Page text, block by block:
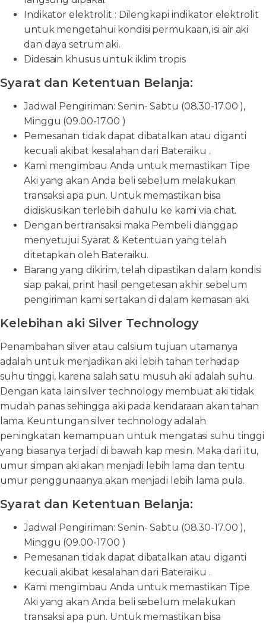
Indikator elektrolit : Dilengkapi indikator elektrolit
untuk mengetahui kondisi permukaan, isi air aki
dan daya setrum aki.
Didesain khusus untuk iklim tropis
Syarat dan Ketentuan Belanja:
Jadwal Pengiriman: Senin- Sabtu (08.30-17.00 ),
Minggu (09.00-17.00 )
Pemesanan tidak dapat dibatalkan atau diganti
kecuali akibat kesalahan dari Bateraiku .
Kami mengimbau Anda untuk memastikan Tipe
Aki yang akan Anda beli sebelum melakukan
transaksi apa pun. Untuk memastikan bisa
didiskusikan terlebih dahulu ke kami via chat.
Dengan bertransaksi maka Pembeli dianggap
menyetujui Syarat & Ketentuan yang telah
ditetapkan oleh Bateraiku.
Barang yang dikirim, telah dipastikan dalam kondisi
siap pakai, print hasil pengetesan akhir sebelum
pengiriman kami sertakan di dalam kemasan aki.
Kelebihan aki Silver Technology
Penambahan silver atau calsium tujuan utamanya
adalah untuk menjadikan aki lebih tahan terhadap
suhu tinggi, karena salah satu musuh aki adalah suhu.
Dengan kata lain silver technology membuat aki tidak
mudah panas sehingga aki pada kendaraan akan tahan
lama. Keuntungan silver technology adalah
peningkatan kemampuan untuk mengatasi suhu tinggi
yang biasanya terjadi di bawah kap mesin. Maka dari itu,
umur simpan aki akan menjadi lebih lama dan tentu
umur penggunaanya akan menjadi lebih lama pula.
Syarat dan Ketentuan Belanja:
Jadwal Pengiriman: Senin- Sabtu (08.30-17.00 ),
Minggu (09.00-17.00 )
Pemesanan tidak dapat dibatalkan atau diganti
kecuali akibat kesalahan dari Bateraiku .
Kami mengimbau Anda untuk memastikan Tipe
Aki yang akan Anda beli sebelum melakukan
transaksi apa pun. Untuk memastikan bisa